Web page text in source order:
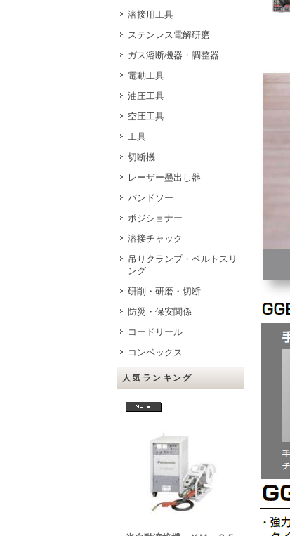
溶接用工具
ステンレス電解研磨
ガス溶断機器・調整器
電動工具
油圧工具
空圧工具
工具
切断機
レーザー墨出し器
バンドソー
ポジショナー
溶接チャック
吊りクランプ・ベルトスリ
ング
研削・研磨・切断
防災・保安関係
コードリール
コンベックス
人気ランキング